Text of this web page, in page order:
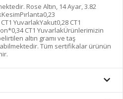
Rose Altın, 14 Ayar, 3.82
YuvarlakYakut0,28 CT1
CT1 YuvarlakÜrünlerimizin
altın gramı ve taş
Tüm sertifikalar ürünün